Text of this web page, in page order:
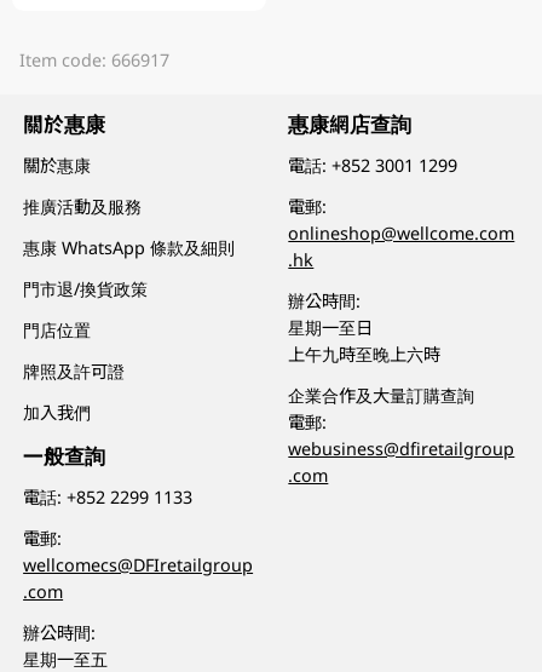
Item code: 666917
關於惠康
關於惠康
推廣活動及服務
惠康 WhatsApp 條款及細則
門市退/換貨政策
門店位置
牌照及許可證
加入我們
一般查詢
電話:+852 2299 1133
電郵:
wellcomecs@DFIretailgroup
.com
辦公時間:
星期一至五
惠康網店查詢
電話:+852 3001 1299
電郵:
onlineshop@wellcome.com
.hk
辦公時間:
星期一至日
上午九時至晚上六時
企業合作及大量訂購查詢
電郵:
webusiness@dfiretailgroup
.com